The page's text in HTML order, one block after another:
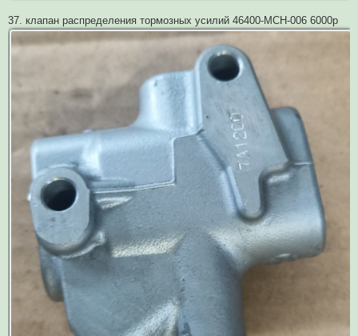
37. клапан распределения тормозных усилий 46400-MCH-006 6000р